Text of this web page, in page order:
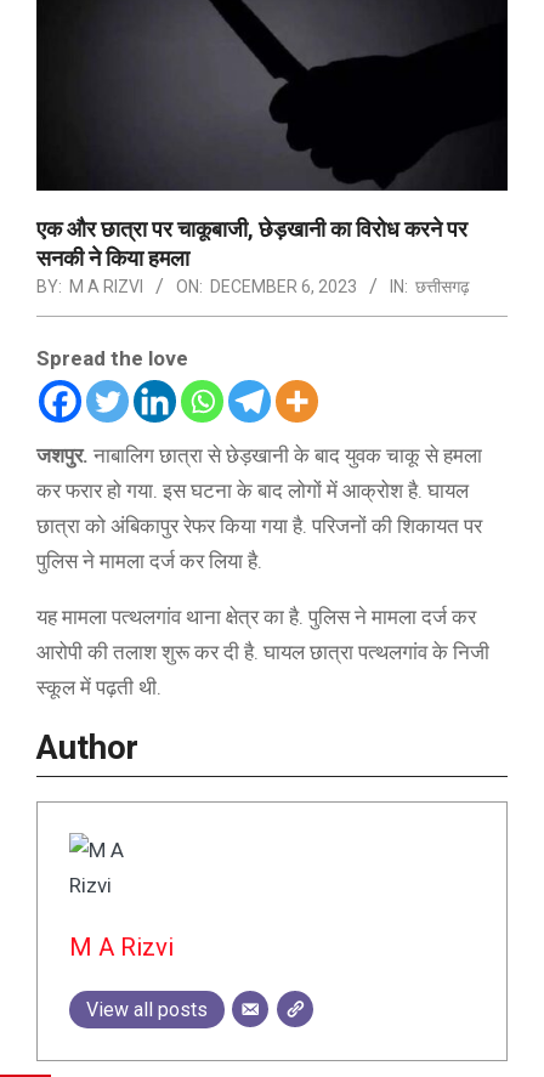
एक और छात्रा पर चाकूबाजी, छेड़खानी का विरोध करने पर
सनकी ने किया हमला
BY: M A RIZVI ON: DECEMBER 6, 2023 IN: छत्तीसगढ़
Spread the love
जशपुर. नाबालिग छात्रा से छेड़खानी के बाद युवक चाकू से हमला
कर फरार हो गया. इस घटना के बाद लोगों में आक्रोश है. घायल
छात्रा को अंबिकापुर रेफर किया गया है. परिजनों की शिकायत पर
पुलिस ने मामला दर्ज कर लिया है.
यह मामला पत्थलगांव थाना क्षेत्र का है. पुलिस ने मामला दर्ज कर
आरोपी की तलाश शुरू कर दी है. घायल छात्रा पत्थलगांव के निजी
स्कूल में पढ़ती थी.
Author
M A Rizvi
View all posts